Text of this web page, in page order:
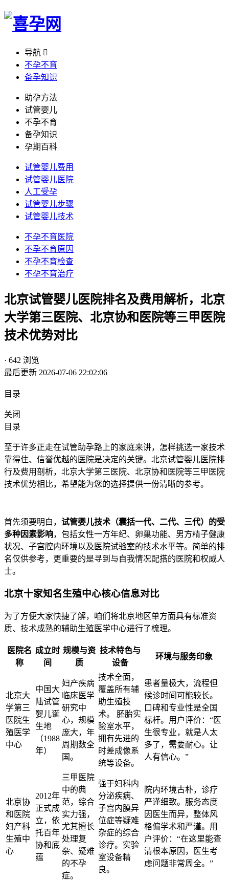
导航 
不孕不育
备孕知识
助孕方法
试管婴儿
不孕不育
备孕知识
孕期百科
试管婴儿费用
试管婴儿医院
人工受孕
试管婴儿步骤
试管婴儿技术
不孕不育医院
不孕不育原因
不孕不育检查
不孕不育治疗
北京试管婴儿医院排名及费用解析，北京
大学第三医院、北京协和医院等三甲医院
技术优势对比
· 642 浏览
最后更新 2026-07-06 22:02:06
目录
关闭
目录
至于许多正走在试管助孕路上的家庭来讲，怎样挑选一家技术
靠得住、信誉优越的医院是决定的关键。北京试管婴儿医院排
行及费用剖析，北京大学第三医院、北京协和医院等三甲医院
技术优势相比，希望能为您的选择提供一份清晰的参考。
首先须要明白， 试管婴儿技术（囊括一代、二代、三代）的受
多种因素影响，包括女性一方年纪、卵巢功能、男方精子健康
状况、子宫腔内环境以及医院试验室的技术水平等。简单的排
名仅供参考，更重要的是寻到与自我情况配搭的医院和权威人
士。
北京十家知名生殖中心核心信息对比
为了方便大家快捷了解，咱们将北京地区单方面具有标准资
质、技术成熟的辅助生殖医学中心进行了梳理。
医院名
称
成立时
间
规模与资
质
技术特色与
设备
环境与服务印象
北京大
学第三
医院生
殖医学
中心
中国大
陆试管
婴儿诞
生地
（1988
年）
妇产疾病
临床医学
研究中
心，规模
庞大，年
周期数全
国。
技术全面，
覆盖所有辅
助生殖技
术。 胚胎实
验室水平，
拥有先进的
时差成像系
统等设备。
患者量极大，流程但
候诊时间可能较长。
口碑和专业性是全国
标杆。用户评价：“医
生很专业，就是人太
多了，需要耐心。让
人有信心。”
北京协
和医院
妇产科
生殖中
心
2012年
正式成
立，依
托百年
协和底
蕴
三甲医院
中的典
范，综合
实力强，
尤其擅长
处理复
杂、疑难
的不孕
症。
强于妇科内
分泌疾病、
子宫内膜异
位症等疑难
杂症的综合
诊疗。实验
室设备精
良。
院内环境古朴，诊疗
严谨细致。服务态度
因医生而异，整体风
格偏学术和严谨。用
户评价：“在这里能查
清根本原因，医生考
虑问题非常周全。”